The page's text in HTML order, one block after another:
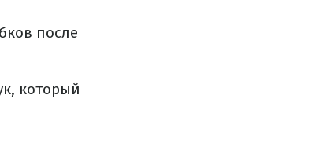
после
который